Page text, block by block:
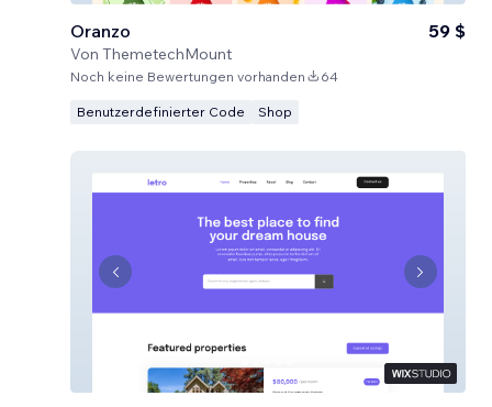
Oranzo
Von ThemetechMount
59 $
Noch keine Bewertungen vorhanden 64
Benutzerdefinierter Code Shop